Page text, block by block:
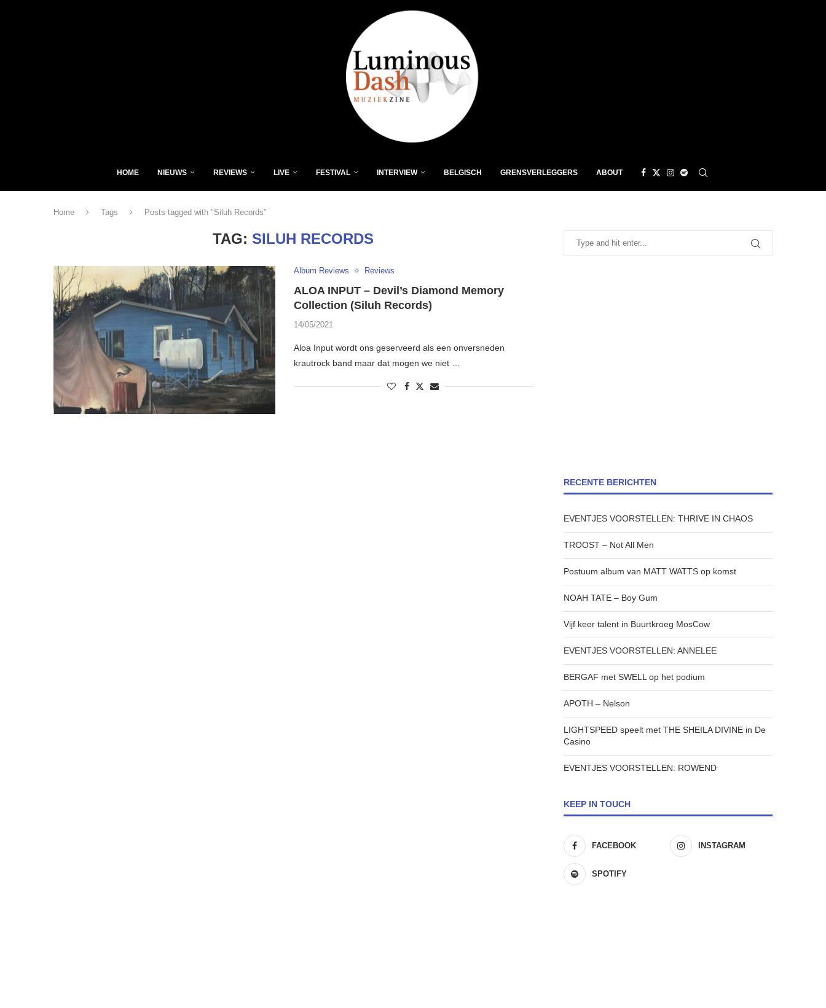
HOME NIEUWS REVIEWS LIVE FESTIVAL INTERVIEW BELGISCH GRENSVERLEGGERS ABOUT
Home Tags Posts tagged with "Siluh Records"
TAG: SILUH RECORDS
Album Reviews Reviews
ALOA INPUT – Devil’s Diamond Memory
Collection (Siluh Records)
14/05/2021
Aloa Input wordt ons geserveerd als een onversneden
krautrock band maar dat mogen we niet …
RECENTE BERICHTEN
EVENTJES VOORSTELLEN: THRIVE IN CHAOS
TROOST – Not All Men
Postuum album van MATT WATTS op komst
NOAH TATE – Boy Gum
Vijf keer talent in Buurtkroeg MosCow
EVENTJES VOORSTELLEN: ANNELEE
BERGAF met SWELL op het podium
APOTH – Nelson
LIGHTSPEED speelt met THE SHEILA DIVINE in De
Casino
EVENTJES VOORSTELLEN: ROWEND
KEEP IN TOUCH
FACEBOOK INSTAGRAM
SPOTIFY